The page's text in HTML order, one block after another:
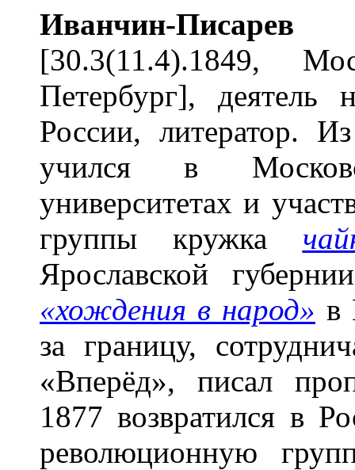
Иванчин-Писарев
[30.3(11.4).1849,
Петербург], деятель
России, литератор.
учился в
университетах и
группы кружка
Ярославской
«хождения в народ» в
за границу,
«Вперёд», писал
1877 возвратился в
революционную